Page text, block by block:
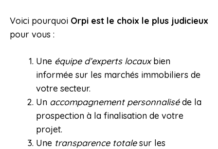
Voici pourquoi Orpi est le choix le plus judicieux
pour vous :
Une équipe d’experts locauxbien
informée sur les marchés immobiliers de
votre secteur.
Un accompagnement personnaliséde la
prospection à la finalisation de votre
projet.
Une transparence totalesur les